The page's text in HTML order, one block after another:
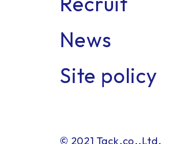
News
Site policy
© 2021 Tack.co.,Ltd.